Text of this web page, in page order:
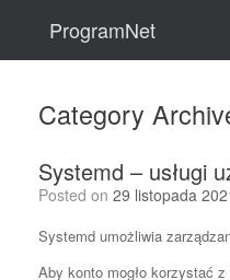
ProgramNet
Category
Systemd – usługi
Posted on 29 listopada
Systemd umożliwia
Aby konto mogło korzystać